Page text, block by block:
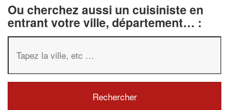
Ou cherchez aussi un cuisiniste en
entrant votre ville, département… :